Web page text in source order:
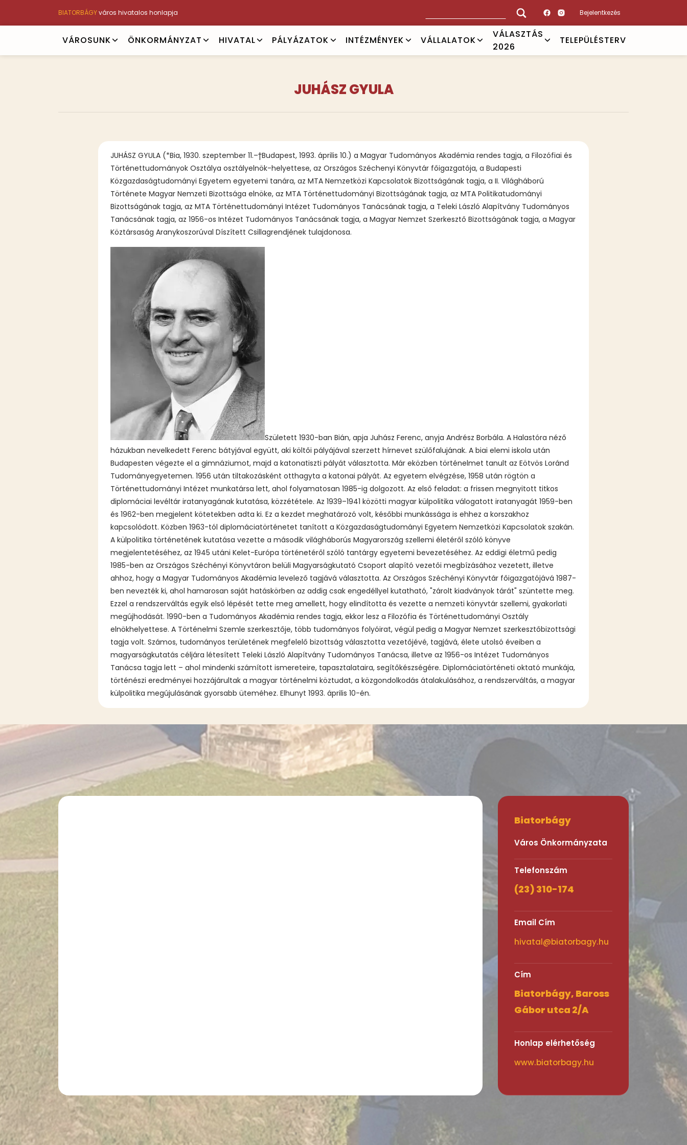
BIATORBÁGYváros hivatalos honlapja Bejelentkezés
Main
navigation
VÁROSUNK ÖNKORMÁNYZAT HIVATAL PÁLYÁZATOK INTÉZMÉNYEK VÁLLALATOK
VÁLASZTÁS
2026
TELEPÜLÉSTERV
JUHÁSZ GYULA
JUHÁSZ GYULA (*Bia, 1930. szeptember 11.–†Budapest, 1993. április 10.) a Magyar Tudományos Akadémia rendes tagja, a Filozófiai és
Történettudományok Osztálya osztályelnök-helyettese, az Országos Széchenyi Könyvtár főigazgatója, a Budapesti
Közgazdaságtudományi Egyetem egyetemi tanára, az MTA Nemzetközi Kapcsolatok Bizottságának tagja, a II. Világháború
Története Magyar Nemzeti Bizottsága elnöke, az MTA Történettudományi Bizottságának tagja, az MTA Politikatudományi
Bizottságának tagja, az MTA Történettudományi Intézet Tudományos Tanácsának tagja, a Teleki László Alapítvány Tudományos
Tanácsának tagja, az 1956-os Intézet Tudományos Tanácsának tagja, a Magyar Nemzet Szerkesztő Bizottságának tagja, a Magyar
Köztársaság Aranykoszorúval Díszített Csillagrendjének tulajdonosa.
Született 1930-ban Bián, apja Juhász Ferenc, anyja Andrész Borbála. A Halastóra néző
házukban nevelkedett Ferenc bátyjával együtt, aki költői pályájával szerzett hírnevet szülőfalujának. A biai elemi iskola után
Budapesten végezte el a gimnáziumot, majd a katonatiszti pályát választotta. Már eközben történelmet tanult az Eötvös Loránd
Tudományegyetemen. 1956 után tiltakozásként otthagyta a katonai pályát. Az egyetem elvégzése, 1958 után rögtön a
Történettudományi Intézet munkatársa lett, ahol folyamatosan 1985-ig dolgozott. Az első feladat: a frissen megnyitott titkos
diplomáciai levéltár iratanyagának kutatása, közzététele. Az 1939–1941 közötti magyar külpolitika válogatott iratanyagát 1959-ben
és 1962-ben megjelent kötetekben adta ki. Ez a kezdet meghatározó volt, későbbi munkássága is ehhez a korszakhoz
kapcsolódott. Közben 1963-tól diplomáciatörténetet tanított a Közgazdaságtudományi Egyetem Nemzetközi Kapcsolatok szakán.
A külpolitika történetének kutatása vezette a második világháborús Magyarország szellemi életéről szóló könyve
megjelentetéséhez, az 1945 utáni Kelet-Európa történetéről szóló tantárgy egyetemi bevezetéséhez. Az eddigi életmű pedig
1985-ben az Országos Széchényi Könyvtáron belüli Magyarságkutató Csoport alapító vezetői megbízásához vezetett, illetve
ahhoz, hogy a Magyar Tudományos Akadémia levelező tagjává választotta. Az Országos Széchényi Könyvtár főigazgatójává 1987-
ben nevezték ki, ahol hamarosan saját hatáskörben az addig csak engedéllyel kutatható, "zárolt kiadványok tárát" szüntette meg.
Ezzel a rendszerváltás egyik első lépését tette meg amellett, hogy elindította és vezette a nemzeti könyvtár szellemi, gyakorlati
megújhodását. 1990-ben a Tudományos Akadémia rendes tagja, ekkor lesz a Filozófia és Történettudományi Osztály
elnökhelyettese. A Történelmi Szemle szerkesztője, több tudományos folyóirat, végül pedig a Magyar Nemzet szerkesztőbizottsági
tagja volt. Számos, tudományos területének megfelelő bizottság választotta vezetőjévé, tagjává, élete utolsó éveiben a
magyarságkutatás céljára létesített Teleki László Alapítvány Tudományos Tanácsa, illetve az 1956-os Intézet Tudományos
Tanácsa tagja lett – ahol mindenki számított ismereteire, tapasztalataira, segítőkészségére. Diplomáciatörténeti oktató munkája,
történészi eredményei hozzájárultak a magyar történelmi köztudat, a közgondolkodás átalakulásához, a rendszerváltás, a magyar
külpolitika megújulásának gyorsabb üteméhez. Elhunyt 1993. április 10-én.
Biatorbágy
Város Önkormányzata
Telefonszám
(23) 310-174
Email Cím
hivatal@biatorbagy.hu
Cím
Biatorbágy, Baross
Gábor utca 2/A
Honlap elérhetőség
www.biatorbagy.hu